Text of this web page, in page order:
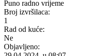
Puno radno vrijeme
Broj izvršilaca:
1
Rad od kuće:
Ne
Objavljeno: